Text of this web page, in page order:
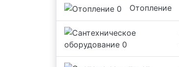
Отопление